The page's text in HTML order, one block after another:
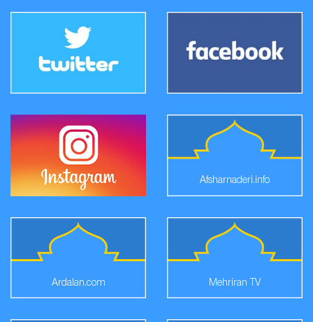
Afsharnaderi.info
Ardalan.com Mehriran TV